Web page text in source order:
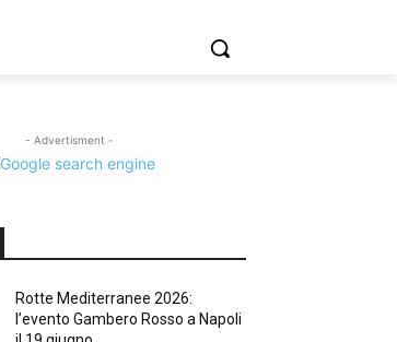
- Advertisment -
Rotte Mediterranee 2026:
l’evento Gambero Rosso a Napoli